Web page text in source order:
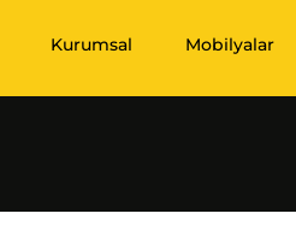
Kurumsal Mobilyalar